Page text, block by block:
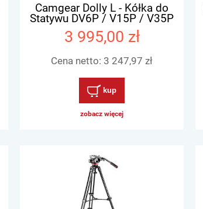
Camgear Dolly L - Kółka do
Statywu DV6P / V15P / V35P
3 995,00 zł
Cena netto: 3 247,97 zł
kup
zobacz więcej